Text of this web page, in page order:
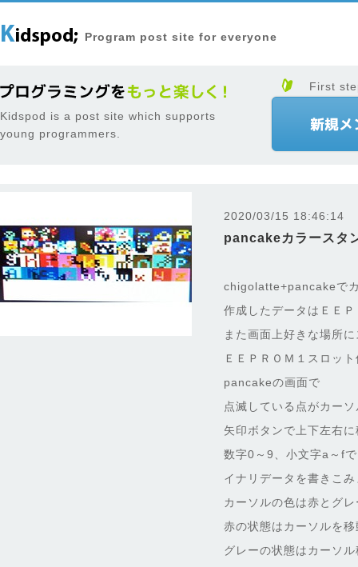
Program post site for everyone
Kidspod is a post site which supports
young programmers.
First
2020/03/15 18:46:14
pancakeカラースタ
chigolatte+pancakeで
作成したデータはＥＥ
また画面上好きな場所
ＥＥＰＲＯＭ１スロッ
pancakeの画面で
点滅している点がカー
矢印ボタンで上下左右
数字0～9、小文字a～f
イナリデータを書きこ
カーソルの色は赤とグ
赤の状態はカーソルを
グレーの状態はカーソ